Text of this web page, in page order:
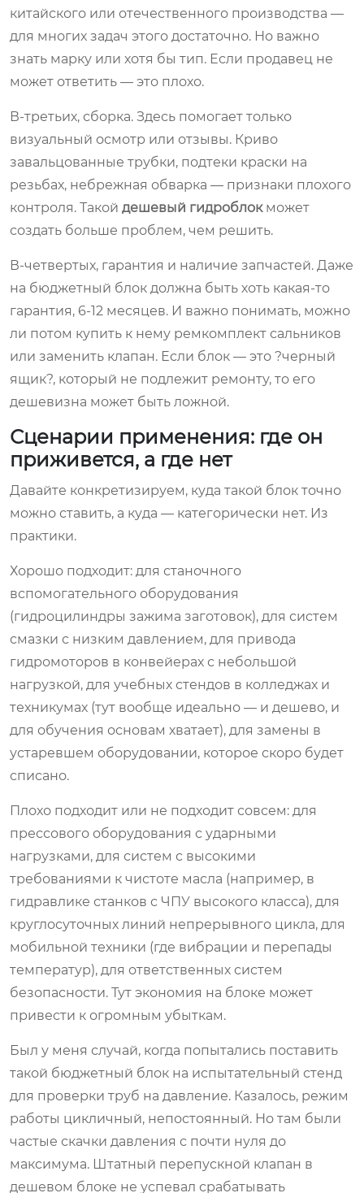
китайского или отечественного производства —
для многих задач этого достаточно. Но важно
знать марку или хотя бы тип. Если продавец не
может ответить — это плохо.
В-третьих, сборка. Здесь помогает только
визуальный осмотр или отзывы. Криво
завальцованные трубки, подтеки краски на
резьбах, небрежная обварка — признаки плохого
контроля. Такой дешевый гидроблокможет
создать больше проблем, чем решить.
В-четвертых, гарантия и наличие запчастей. Даже
на бюджетный блок должна быть хоть какая-то
гарантия, 6-12 месяцев. И важно понимать, можно
ли потом купить к нему ремкомплект сальников
или заменить клапан. Если блок — это ?черный
ящик?, который не подлежит ремонту, то его
дешевизна может быть ложной.
Сценарии применения: где он
приживется, а где нет
Давайте конкретизируем, куда такой блок точно
можно ставить, а куда — категорически нет. Из
практики.
Хорошо подходит: для станочного
вспомогательного оборудования
(гидроцилиндры зажима заготовок), для систем
смазки с низким давлением, для привода
гидромоторов в конвейерах с небольшой
нагрузкой, для учебных стендов в колледжах и
техникумах (тут вообще идеально — и дешево, и
для обучения основам хватает), для замены в
устаревшем оборудовании, которое скоро будет
списано.
Плохо подходит или не подходит совсем: для
прессового оборудования с ударными
нагрузками, для систем с высокими
требованиями к чистоте масла (например, в
гидравлике станков с ЧПУ высокого класса), для
круглосуточных линий непрерывного цикла, для
мобильной техники (где вибрации и перепады
температур), для ответственных систем
безопасности. Тут экономия на блоке может
привести к огромным убыткам.
Был у меня случай, когда попытались поставить
такой бюджетный блок на испытательный стенд
для проверки труб на давление. Казалось, режим
работы цикличный, непостоянный. Но там были
частые скачки давления с почти нуля до
максимума. Штатный перепускной клапан в
дешевом блоке не успевал срабатывать